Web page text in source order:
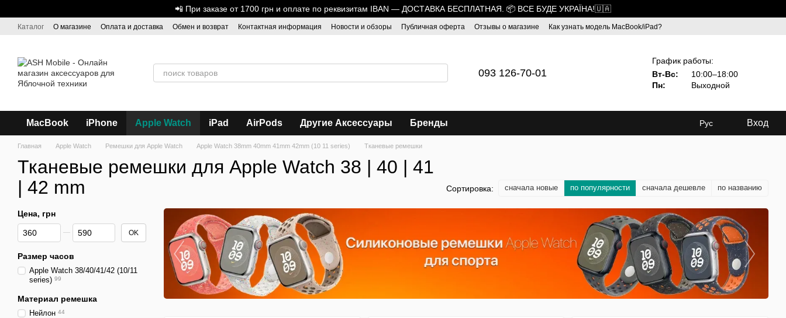
📲 При заказе от 1700 грн и оплате по реквизитам IBAN — ДОСТАВКА БЕСПЛАТНАЯ. 📦 ВСЕ БУДЕ УКРАЇНА!🇺🇦
Каталог О магазине Оплата и доставка Обмен и возврат Контактная информация Новости и обзоры Публичная оферта Отзывы о магазине
Как узнать модель MacBook/iPad?
093 126-70-01
График работы:
Вт-Вс:
10:00–18:00
Пн:
Выходной
MacBook iPhone Apple Watch iPad AirPods Другие Аксессуары Бренды Рус Вход
Главная Apple Watch Ремешки для Apple Watch Apple Watch 38mm 40mm 41mm 42mm (10 11 series) Тканевые ремешки
Тканевые ремешки для Apple Watch 38 | 40 | 41
| 42 mm
Сортировка: сначала новые по популярности сначала дешевле по названию
Цена, грн
От Цена, грн
До Цена, грн OK
Размер часов
Аpple Watch 38/40/41/42 (10/11
series) 99
Материал ремешка
Нейлон 44